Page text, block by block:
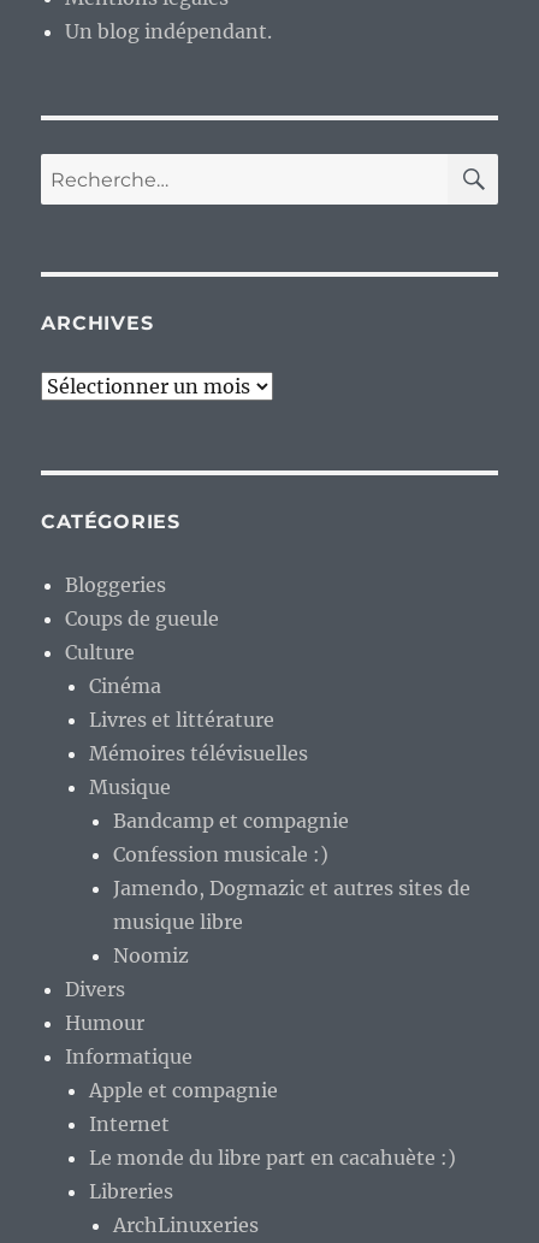
Un blog indépendant.
Recherche
pour :
ARCHIVES
Archives
CATÉGORIES
Bloggeries
Coups de gueule
Culture
Cinéma
Livres et littérature
Mémoires télévisuelles
Musique
Bandcamp et compagnie
Confession musicale :)
Jamendo, Dogmazic et autres sites de
musique libre
Noomiz
Divers
Humour
Informatique
Apple et compagnie
Internet
Le monde du libre part en cacahuète :)
Libreries
ArchLinuxeries